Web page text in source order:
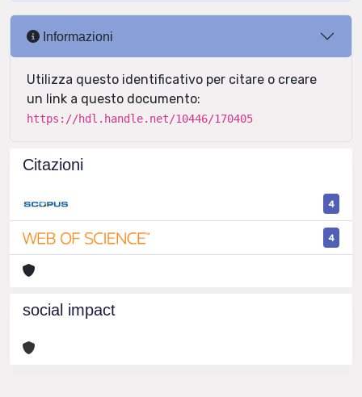
Informazioni
Utilizza questo identificativo per citare o creare
un link a questo documento:
https://hdl.handle.net/10446/170405
Citazioni
4
4
social impact